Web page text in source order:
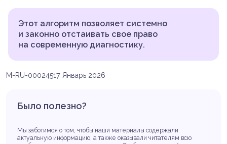
Этот алгоритм позволяет системно
и законно отстаивать свое право
на современную диагностику.
M-RU-00024517 Январь 2026
Было полезно?
Мы заботимся о том, чтобы наши материалы содержали
актуальную информацию, а также оказывали читателям всю